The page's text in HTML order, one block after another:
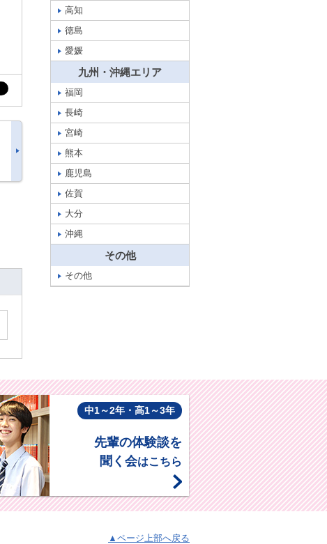
高知
徳島
愛媛
九州・沖縄エリア
福岡
長崎
宮崎
熊本
鹿児島
佐賀
大分
沖縄
その他
その他
中1～2年・高1～3年
先輩の体験談を
聞く会はこちら
▲ページ上部へ戻る